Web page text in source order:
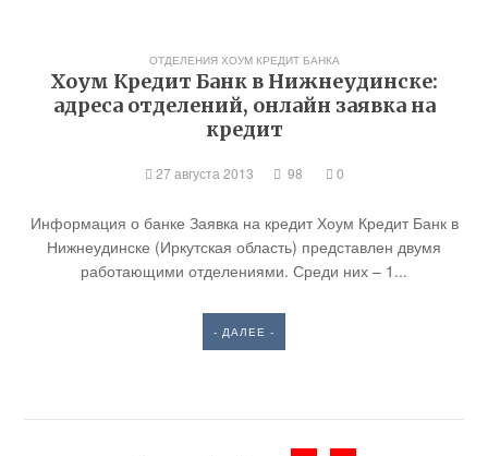
ОТДЕЛЕНИЯ ХОУМ КРЕДИТ БАНКА
Хоум Кредит Банк в Нижнеудинске:
адреса отделений, онлайн заявка на
кредит
27 августа 2013 98 0
Информация о банке Заявка на кредит Хоум Кредит Банк в
Нижнеудинске (Иркутская область) представлен двумя
работающими отделениями. Среди них – 1...
- ДАЛЕЕ -